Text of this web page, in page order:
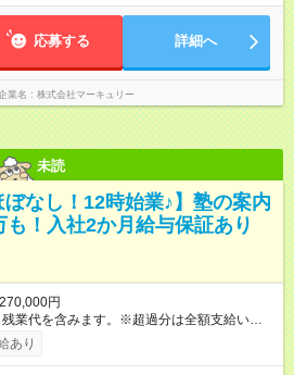
応募する 詳細へ
業名 株式会社マーキュリー
未読
ぼなし！12時始業♪】塾の案内
！入社2か月給与保証あり
円
業代を含みます。※超過分は全額支給いたし
代 33,750円 ～ 40,500円／月 みなし残業時
あり